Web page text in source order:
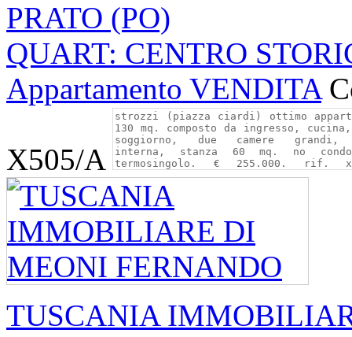
PRATO (PO)
QUART: CENTRO
Appartamento VENDITA
X505/A
TUSCANIA